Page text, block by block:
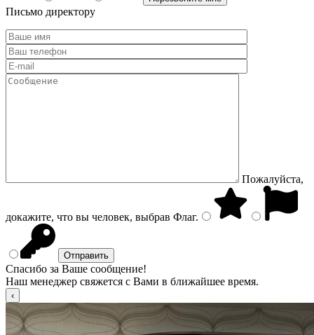
Письмо директору
Пожалуйста,
докажите, что вы человек, выбрав Флаг.
Спасибо за Ваше сообщение!
Наш менеджер свяжется с Вами в ближайшее время.